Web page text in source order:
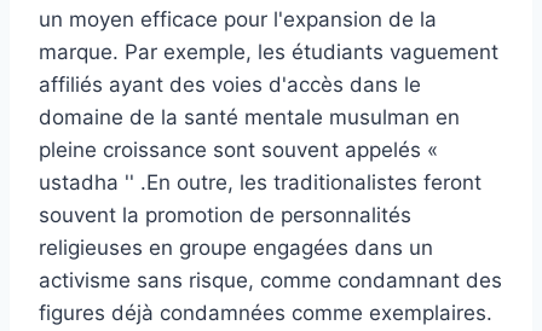
un moyen efficace pour l'expansion de la
marque. Par exemple, les étudiants vaguement
affiliés ayant des voies d'accès dans le
domaine de la santé mentale musulman en
pleine croissance sont souvent appelés «
ustadha '' .En outre, les traditionalistes feront
souvent la promotion de personnalités
religieuses en groupe engagées dans un
activisme sans risque, comme condamnant des
figures déjà condamnées comme exemplaires.